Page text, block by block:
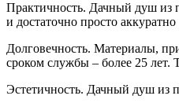
Практичность. Дачный душ из
и достаточно просто
Долговечность. Материалы,
сроком службы – более 25
Эстетичность. Дачный душ из